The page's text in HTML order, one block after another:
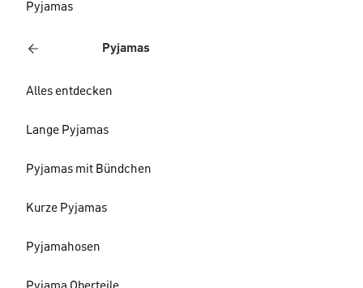
Pyjamas
Pyjamas
Alles entdecken
Lange Pyjamas
Pyjamas mit Bündchen
Kurze Pyjamas
Pyjamahosen